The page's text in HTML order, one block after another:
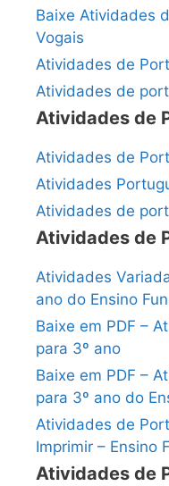
Baixe Atividades
Vogais
Atividades de
Atividades de
Atividades de
Atividades de
Atividades
Atividades de
Atividades de
Atividades
ano do Ensino
Baixe em PDF –
para 3º ano
Baixe em PDF –
para 3º ano do
Atividades de
Imprimir – Ensino
Atividades de